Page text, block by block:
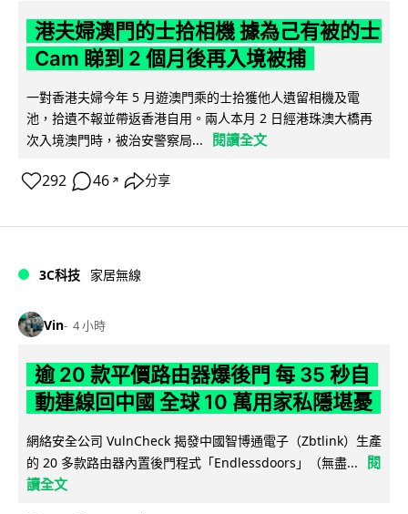
港夫婦澳門的士拾相機 據為己有被的士
Cam 睇到 2 個月後再入境被捕
一對香港夫婦今年 5 月遊澳門乘的士拾獲他人遺留相機及電
池，拾遺不報並帶返香港自用。兩人本月 2 日經港珠澳大橋再
次入境澳門時，被治安警察局...
閱讀全文
292 46 ↗ 分享
3C科技 家居無線
Vin 4 小時
逾 20 款平價路由器爆後門 每 35 秒自
動連線回中國 全球 10 萬用家私隱堪憂
網絡安全公司 VulnCheck 揭發中國智博通電子（Zbtlink）生產
的 20 多款路由器內置後門程式「Endlessdoors」（無盡...
閱
讀全文